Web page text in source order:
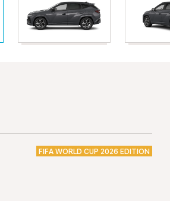
FIFA WORLD CUP 2026 EDITION